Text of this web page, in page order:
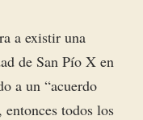
a existir una
de San Pío X en
a un “acuerdo
todos los